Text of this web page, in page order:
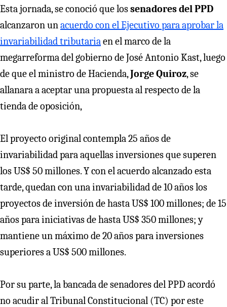
Esta jornada, se conoció que lossenadores del PPD
alcanzaron unacuerdo con el Ejecutivo para aprobar la
invariabilidad tributariaen el marco de la
megarreforma del gobierno de José Antonio Kast, luego
de que el ministro de Hacienda,Jorge Quiroz, se
allanara a aceptar una propuesta al respecto de la
tienda de oposición,
El proyecto original contempla 25 años de
invariabilidad para aquellas inversiones que superen
los US$ 50 millones. Y con el acuerdo alcanzado esta
tarde, quedan con una invariabilidad de 10 años los
proyectos de inversión de hasta US$ 100 millones; de 15
años para iniciativas de hasta US$ 350 millones; y
mantiene un máximo de 20 años para inversiones
superiores a US$ 500 millones.
Por su parte, la bancada de senadores del PPD acordó
no acudir al Tribunal Constitucional (TC) por este